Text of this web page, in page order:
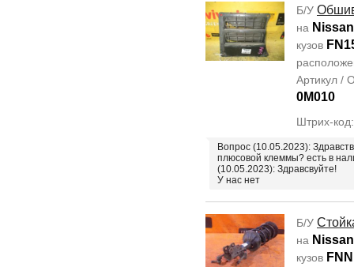
Б/У
на
кузов
Артикул /
0M010
Штрих-
Вопрос (10.05.2023):
плюсовой клеммы? есть в
(10.05.2023): Здравсвуйте!
У нас нет
Б/У
на
кузов